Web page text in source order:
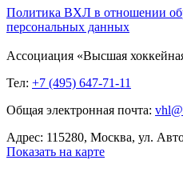
Политика ВХЛ в отношении
персональных данных
Ассоциация «Высшая
Тел: +7 (495) 647-71-11
Общая электронная почта:
Адрес: 115280, Москва, ул.
Показать на карте